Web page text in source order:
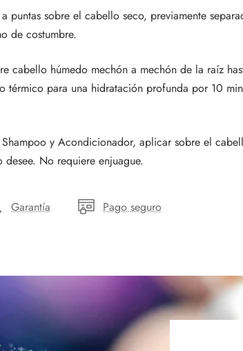
puntas sobre el cabello seco, previamente
de costumbre.
cabello húmedo mechón a mechón de la raíz
térmico para una hidratación profunda por 10
Shampoo y Acondicionador, aplicar sobre el
No requiere enjuague.
Garantía Pago seguro